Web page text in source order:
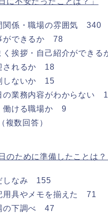
係・職場の雰囲気 340
できるか 78
挨拶・自己紹介ができ
れるか 18
ないか 15
業務内容がわからない
ける職場か 9
数回答）
のために準備したことは？
しなみ 155
具やメモを揃えた 71
下調べ 47